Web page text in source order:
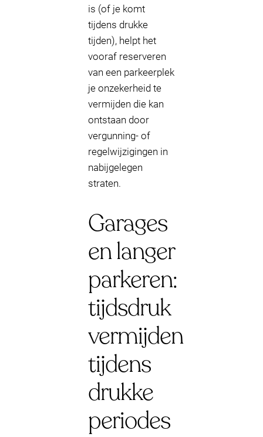
is (of je komt
tijdens drukke
tijden), helpt het
vooraf reserveren
van een parkeerplek
je onzekerheid te
vermijden die kan
ontstaan door
vergunning- of
regelwijzigingen in
nabijgelegen
straten.
Garages
en langer
parkeren:
tijdsdruk
vermijden
tijdens
drukke
periodes